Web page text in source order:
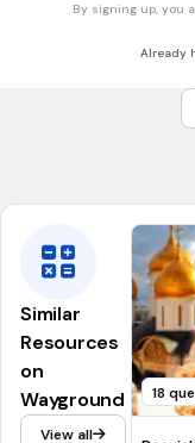
Michał Anioł
Leonardo da Vinci
By signing up, you
Already
Similar
Resources
on
Wayground
View all
18